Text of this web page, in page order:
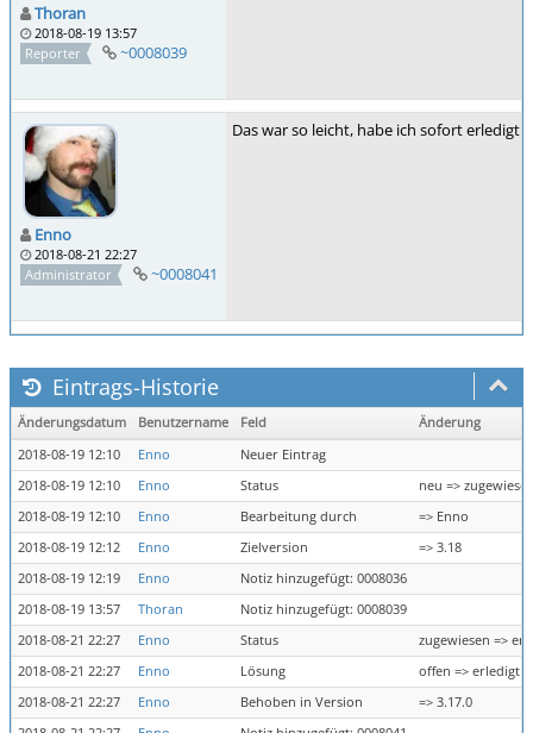
Thoran
2018-08-19 13:57
Reporter
~0008039
Enno
2018-08-21 22:27
Administrator
~0008041
Das war so leicht, habe ich sofort erledigt.
Eintrags-Historie
Änderungsdatum Benutzername Feld
Änderung
2018-08-19 12:10
Enno
Neuer Eintrag
2018-08-19 12:10
Enno Status
neu =>
2018-08-19 12:10
Enno Bearbeitung durch
=> Enno
2018-08-19 12:12
Enno Zielversion
=> 3.18
2018-08-19 12:19
Enno
Notiz hinzugefügt: 0008036
2018-08-19 13:57
Thoran
Notiz hinzugefügt: 0008039
2018-08-21 22:27
Enno Status
zugewiesen =>
2018-08-21 22:27
Enno Lösung
offen => erledigt
2018-08-21 22:27
Enno Behoben in Version
=> 3.17.0